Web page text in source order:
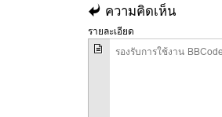
ความคิดเห็น
รายละเอียด